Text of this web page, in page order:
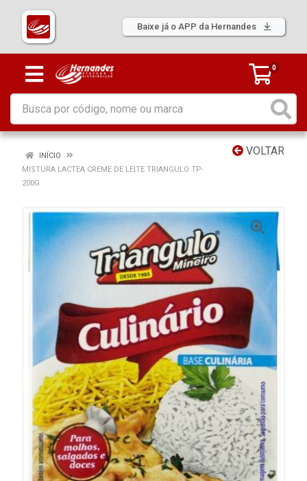
Baixe já o APP da Hernandes
0
VOLTAR
INÍCIO
MISTURA LACTEA CREME DE LEITE TRIANGULO TP-
200G